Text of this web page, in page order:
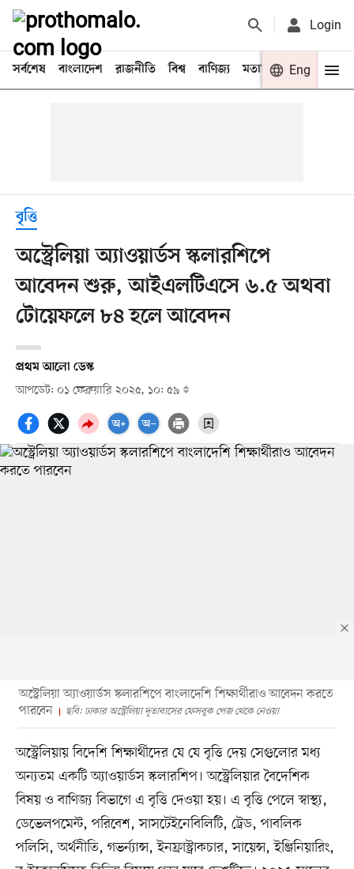
Login
সর্বশেষ বাংলাদেশ রাজনীতি বিশ্ব বাণিজ্য মতামত খেলা
Eng
বৃত্তি
অস্ট্রেলিয়া অ্যাওয়ার্ডস স্কলারশিপে
আবেদন শুরু, আইএলটিএসে ৬.৫ অথবা
টোয়েফলে ৮৪ হলে আবেদন
প্রথম আলো ডেস্ক
আপডেট: ০১ ফেব্রুয়ারি ২০২৫, ১০: ৫৯
অস্ট্রেলিয়া অ্যাওয়ার্ডস স্কলারশিপে বাংলাদেশি শিক্ষার্থীরাও আবেদন করতে
পারবেন
ছবি: ঢাকার অস্ট্রেলিয়া দূতাবাসের ফেসবুক পেজ থেকে নেওয়া
অস্ট্রেলিয়ায় বিদেশি শিক্ষার্থীদের যে যে বৃত্তি দেয় সেগুলোর মধ্য
অন্যতম একটি অ্যাওয়ার্ডস স্কলারশিপ। অস্ট্রেলিয়ার বৈদেশিক
বিষয় ও বাণিজ্য বিভাগে এ বৃত্তি দেওয়া হয়। এ বৃত্তি পেলে স্বাস্থ্য,
ডেভেলপমেন্ট, পরিবেশ, সাসটেইনেবিলিটি, ট্রেড, পাবলিক
পলিসি, অর্থনীতি, গভর্ন্যান্স, ইনফ্রাস্ট্রাকচার, সায়েন্স, ইঞ্জিনিয়ারিং,